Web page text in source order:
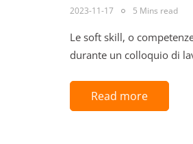
2023-11-17 5 Mins read
Le soft skill, o
durante un colloquio di
Read more